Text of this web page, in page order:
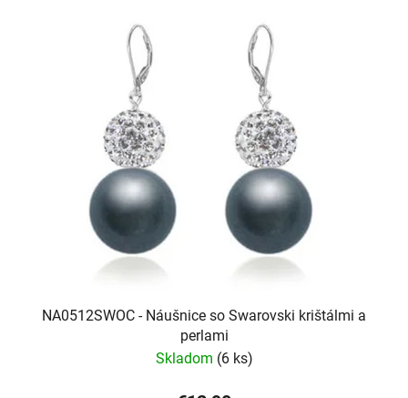
NA0512SWOC - Náušnice so Swarovski krištálmi a
perlami
Skladom (6 ks)